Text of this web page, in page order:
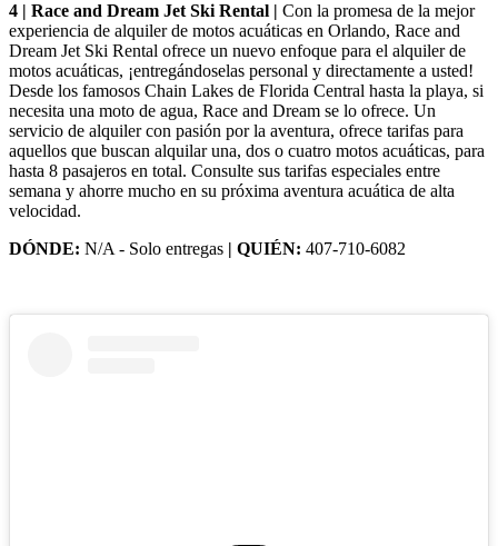
4 | Race and Dream Jet Ski Rental | Con la promesa de la mejor
experiencia de alquiler de motos acuáticas en Orlando, Race and
Dream Jet Ski Rental ofrece un nuevo enfoque para el alquiler de
motos acuáticas, ¡entregándoselas personal y directamente a usted!
Desde los famosos Chain Lakes de Florida Central hasta la playa, si
necesita una moto de agua, Race and Dream se lo ofrece. Un
servicio de alquiler con pasión por la aventura, ofrece tarifas para
aquellos que buscan alquilar una, dos o cuatro motos acuáticas, para
hasta 8 pasajeros en total. Consulte sus tarifas especiales entre
semana y ahorre mucho en su próxima aventura acuática de alta
velocidad.
DÓNDE: N/A - Solo entregas | QUIÉN: 407-710-6082